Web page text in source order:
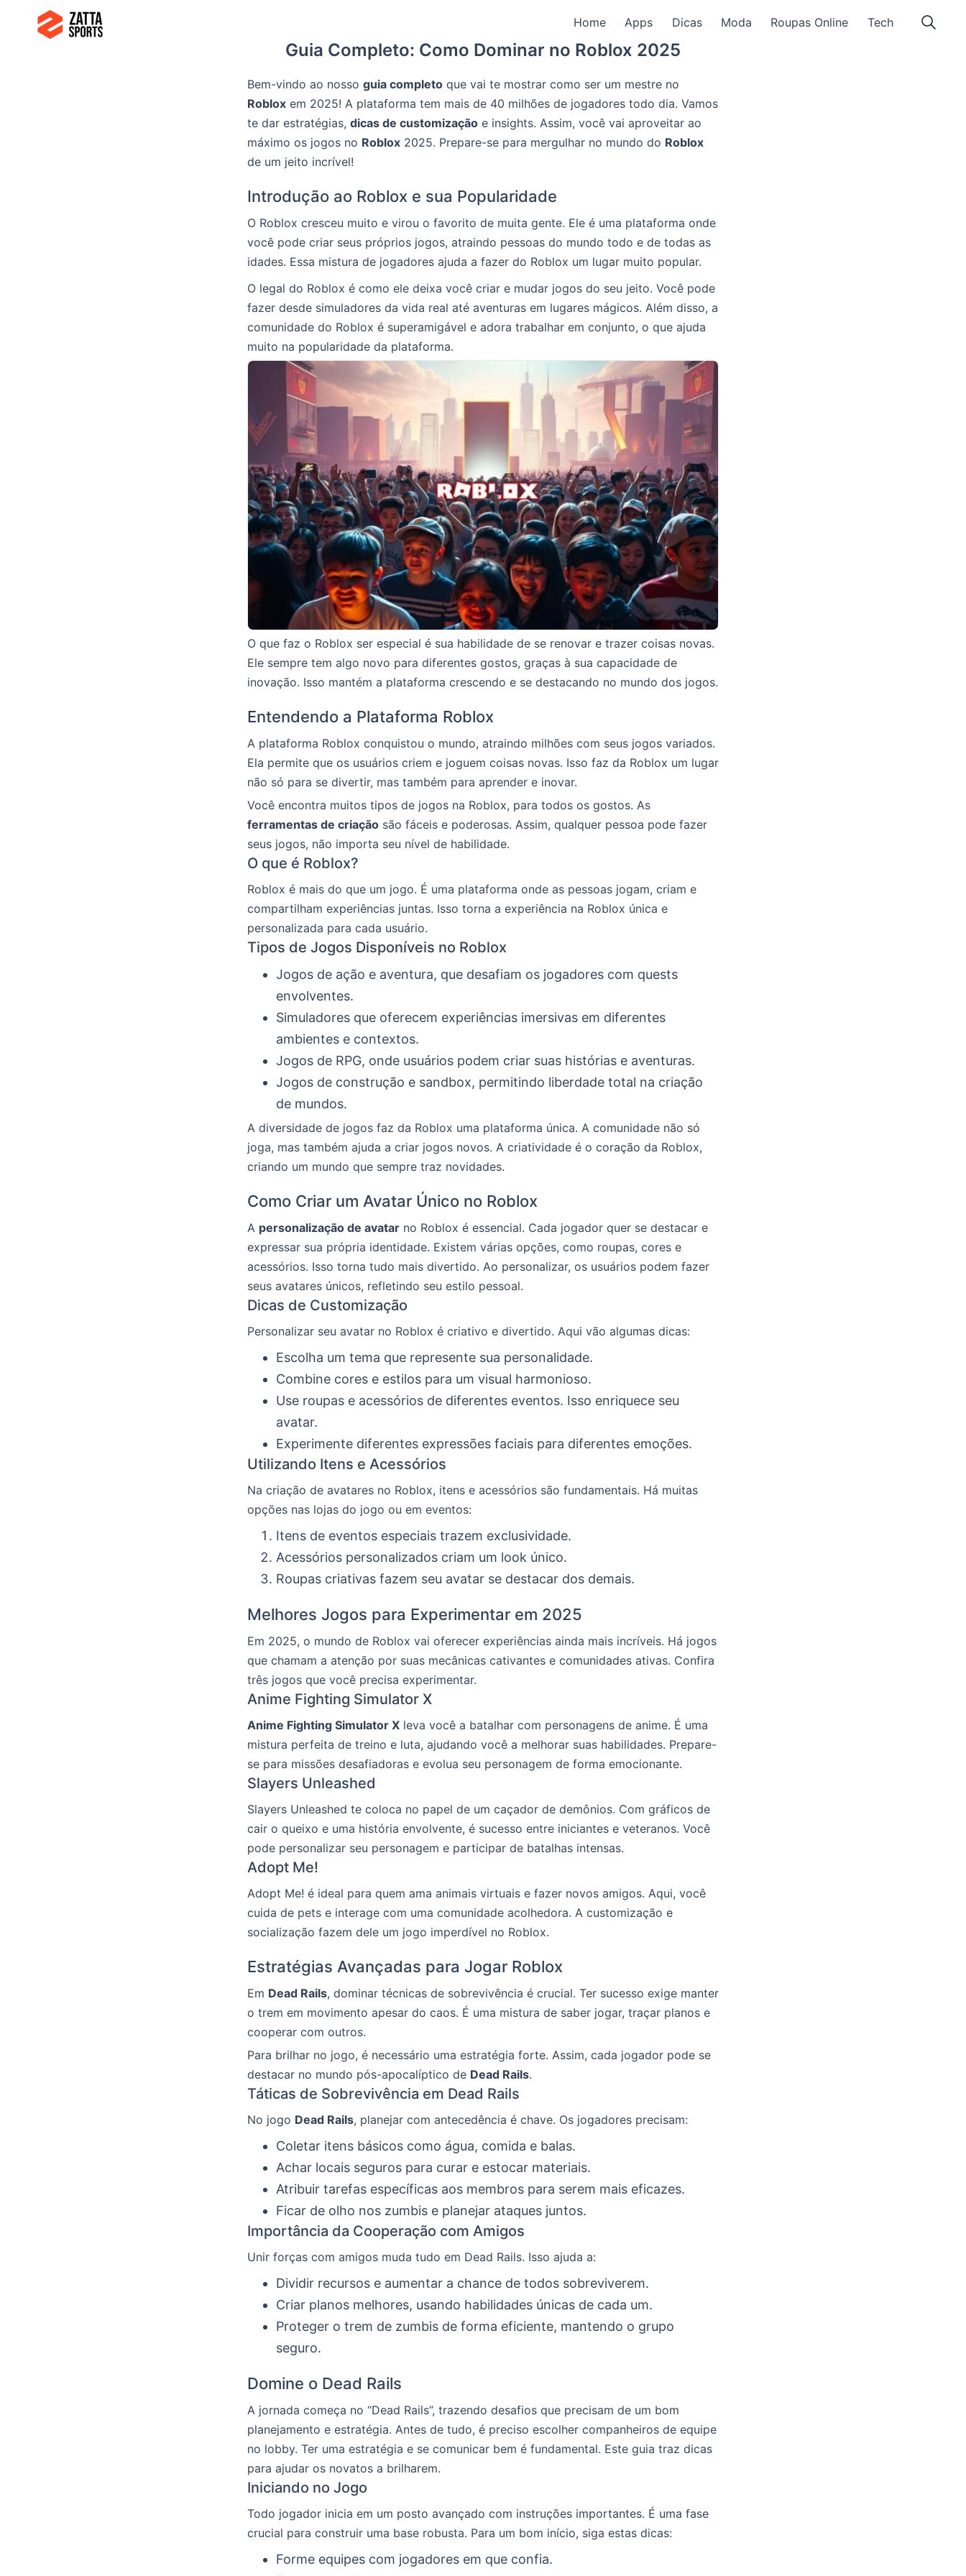
Home Apps Dicas Moda Roupas Online Tech
Guia Completo: Como Dominar no Roblox 2025
Bem-vindo ao nosso guia completo que vai te mostrar como ser um mestre no
Roblox em 2025! A plataforma tem mais de 40 milhões de jogadores todo dia. Vamos
te dar estratégias, dicas de customização e insights. Assim, você vai aproveitar ao
máximo os jogos no Roblox 2025. Prepare-se para mergulhar no mundo do Roblox
de um jeito incrível!
Introdução ao Roblox e sua Popularidade
O Roblox cresceu muito e virou o favorito de muita gente. Ele é uma plataforma onde
você pode criar seus próprios jogos, atraindo pessoas do mundo todo e de todas as
idades. Essa mistura de jogadores ajuda a fazer do Roblox um lugar muito popular.
O legal do Roblox é como ele deixa você criar e mudar jogos do seu jeito. Você pode
fazer desde simuladores da vida real até aventuras em lugares mágicos. Além disso, a
comunidade do Roblox é superamigável e adora trabalhar em conjunto, o que ajuda
muito na popularidade da plataforma.
O que faz o Roblox ser especial é sua habilidade de se renovar e trazer coisas novas.
Ele sempre tem algo novo para diferentes gostos, graças à sua capacidade de
inovação. Isso mantém a plataforma crescendo e se destacando no mundo dos jogos.
Entendendo a Plataforma Roblox
A plataforma Roblox conquistou o mundo, atraindo milhões com seus jogos variados.
Ela permite que os usuários criem e joguem coisas novas. Isso faz da Roblox um lugar
não só para se divertir, mas também para aprender e inovar.
Você encontra muitos tipos de jogos na Roblox, para todos os gostos. As
ferramentas de criação são fáceis e poderosas. Assim, qualquer pessoa pode fazer
seus jogos, não importa seu nível de habilidade.
O que é Roblox?
Roblox é mais do que um jogo. É uma plataforma onde as pessoas jogam, criam e
compartilham experiências juntas. Isso torna a experiência na Roblox única e
personalizada para cada usuário.
Tipos de Jogos Disponíveis no Roblox
Jogos de ação e aventura, que desafiam os jogadores com quests
envolventes.
Simuladores que oferecem experiências imersivas em diferentes
ambientes e contextos.
Jogos de RPG, onde usuários podem criar suas histórias e aventuras.
Jogos de construção e sandbox, permitindo liberdade total na criação
de mundos.
A diversidade de jogos faz da Roblox uma plataforma única. A comunidade não só
joga, mas também ajuda a criar jogos novos. A criatividade é o coração da Roblox,
criando um mundo que sempre traz novidades.
Como Criar um Avatar Único no Roblox
A personalização de avatar no Roblox é essencial. Cada jogador quer se destacar e
expressar sua própria identidade. Existem várias opções, como roupas, cores e
acessórios. Isso torna tudo mais divertido. Ao personalizar, os usuários podem fazer
seus avatares únicos, refletindo seu estilo pessoal.
Dicas de Customização
Personalizar seu avatar no Roblox é criativo e divertido. Aqui vão algumas dicas:
Escolha um tema que represente sua personalidade.
Combine cores e estilos para um visual harmonioso.
Use roupas e acessórios de diferentes eventos. Isso enriquece seu
avatar.
Experimente diferentes expressões faciais para diferentes emoções.
Utilizando Itens e Acessórios
Na criação de avatares no Roblox, itens e acessórios são fundamentais. Há muitas
opções nas lojas do jogo ou em eventos:
Itens de eventos especiais trazem exclusividade.
Acessórios personalizados criam um look único.
Roupas criativas fazem seu avatar se destacar dos demais.
Melhores Jogos para Experimentar em 2025
Em 2025, o mundo de Roblox vai oferecer experiências ainda mais incríveis. Há jogos
que chamam a atenção por suas mecânicas cativantes e comunidades ativas. Confira
três jogos que você precisa experimentar.
Anime Fighting Simulator X
Anime Fighting Simulator X leva você a batalhar com personagens de anime. É uma
mistura perfeita de treino e luta, ajudando você a melhorar suas habilidades. Prepare-
se para missões desafiadoras e evolua seu personagem de forma emocionante.
Slayers Unleashed
Slayers Unleashed te coloca no papel de um caçador de demônios. Com gráficos de
cair o queixo e uma história envolvente, é sucesso entre iniciantes e veteranos. Você
pode personalizar seu personagem e participar de batalhas intensas.
Adopt Me!
Adopt Me! é ideal para quem ama animais virtuais e fazer novos amigos. Aqui, você
cuida de pets e interage com uma comunidade acolhedora. A customização e
socialização fazem dele um jogo imperdível no Roblox.
Estratégias Avançadas para Jogar Roblox
Em Dead Rails, dominar técnicas de sobrevivência é crucial. Ter sucesso exige manter
o trem em movimento apesar do caos. É uma mistura de saber jogar, traçar planos e
cooperar com outros.
Para brilhar no jogo, é necessário uma estratégia forte. Assim, cada jogador pode se
destacar no mundo pós-apocalíptico de Dead Rails.
Táticas de Sobrevivência em Dead Rails
No jogo Dead Rails, planejar com antecedência é chave. Os jogadores precisam:
Coletar itens básicos como água, comida e balas.
Achar locais seguros para curar e estocar materiais.
Atribuir tarefas específicas aos membros para serem mais eficazes.
Ficar de olho nos zumbis e planejar ataques juntos.
Importância da Cooperação com Amigos
Unir forças com amigos muda tudo em Dead Rails. Isso ajuda a:
Dividir recursos e aumentar a chance de todos sobreviverem.
Criar planos melhores, usando habilidades únicas de cada um.
Proteger o trem de zumbis de forma eficiente, mantendo o grupo
seguro.
Domine o Dead Rails
A jornada começa no “Dead Rails”, trazendo desafios que precisam de um bom
planejamento e estratégia. Antes de tudo, é preciso escolher companheiros de equipe
no lobby. Ter uma estratégia e se comunicar bem é fundamental. Este guia traz dicas
para ajudar os novatos a brilharem.
Iniciando no Jogo
Todo jogador inicia em um posto avançado com instruções importantes. É uma fase
crucial para construir uma base robusta. Para um bom início, siga estas dicas:
Forme equipes com jogadores em que confia.